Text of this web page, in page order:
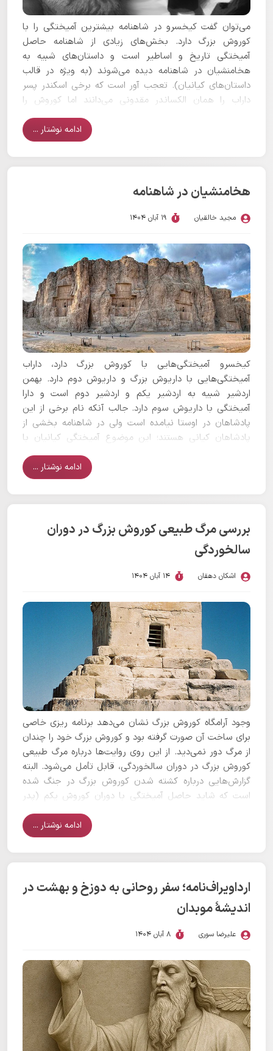
می‌توان گفت کیخسرو در شاهنامه بیشترین آمیختگی را با
کوروش بزرگ دارد. بخش‌های زیادی از شاهنامه حاصل
آمیختگی تاریخ و اساطیر است و داستان‌های شبیه به
هخامنشیان در شاهنامه دیده می‌شوند (به ویژه در قالب
داستان‌های کیانیان). تعجب آور است که برخی اسکندر پسر
داراب را همان الکساندر مقدونی می‌دانند اما کوروش را
ادامه نوشتار ...
هخامنشیان در شاهنامه
مجید خالقیان 19 آبان 1404
کیخسرو آمیختگی‌هایی با کوروش بزرگ دارد، داراب
آمیختگی‌هایی با داریوش بزرگ و داریوش دوم دارد. بهمن
اردشیر شبیه به اردشیر یکم و اردشیر دوم است و دارا
آمیختگی‌ با داریوش سوم دارد. جالب آنکه نام برخی از این
پادشاهان در اوستا نیامده است ولی در شاهنامه بخشی از
پادشاهان کیانی هستند؛ این موضوع آمیختگی کیانیان با
ادامه نوشتار ...
بررسی مرگ طبیعی کوروش بزرگ در دوران
سالخوردگی
اشکان دهقان 14 آبان 1404
وجود آرامگاه کوروش بزرگ نشان می‌دهد برنامه ریزی خاصی
برای ساخت آن صورت گرفته بود و کوروش بزرگ خود را چندان
از مرگ دور نمی‌دید. از این روی روایت‌ها درباره مرگ طبیعی
کوروش بزرگ در دوران سالخوردگی، قابل تأمل می‌شود. البته
گزارش‌هایی درباره کشته شدن کوروش بزرگ در جنگ شده
است که شاید حاصل آمیختگی با دوران کوروش یکم (پدر
ادامه نوشتار ...
ارداویراف‌نامه؛ سفر روحانی به دوزخ و بهشت در
اندیشهٔ موبدان
علیرضا سوری 8 آبان 1404